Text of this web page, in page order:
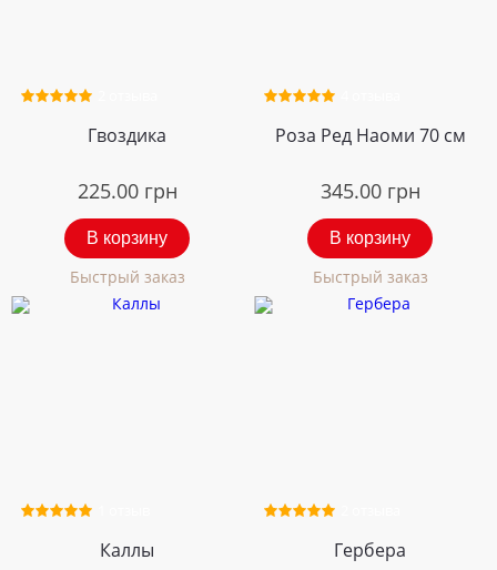
Гвоздика
225.00 грн
В корзину
Быстрый заказ
Роза Ред Наоми 70 см
345.00 грн
В корзину
Быстрый заказ
Каллы Гербера